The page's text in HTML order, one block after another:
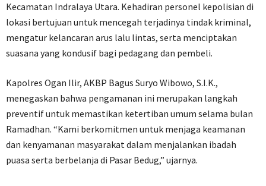
Kecamatan Indralaya Utara. Kehadiran personel kepolisian di
lokasi bertujuan untuk mencegah terjadinya tindak kriminal,
mengatur kelancaran arus lalu lintas, serta menciptakan
suasana yang kondusif bagi pedagang dan pembeli.
Kapolres Ogan Ilir, AKBP Bagus Suryo Wibowo, S.I.K.,
menegaskan bahwa pengamanan ini merupakan langkah
preventif untuk memastikan ketertiban umum selama bulan
Ramadhan. “Kami berkomitmen untuk menjaga keamanan
dan kenyamanan masyarakat dalam menjalankan ibadah
puasa serta berbelanja di Pasar Bedug,” ujarnya.